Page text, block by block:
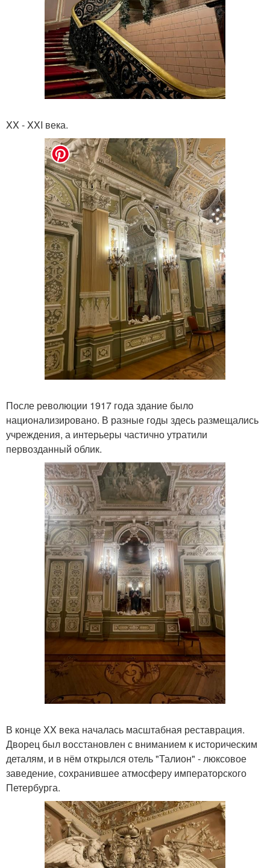
XX - XXI века.
После революции 1917 года здание было
национализировано. В разные годы здесь размещались
учреждения, а интерьеры частично утратили
первозданный облик.
В конце XX века началась масштабная реставрация.
Дворец был восстановлен с вниманием к историческим
деталям, и в нём открылся отель "Талион" - люксовое
заведение, сохранившее атмосферу императорского
Петербурга.